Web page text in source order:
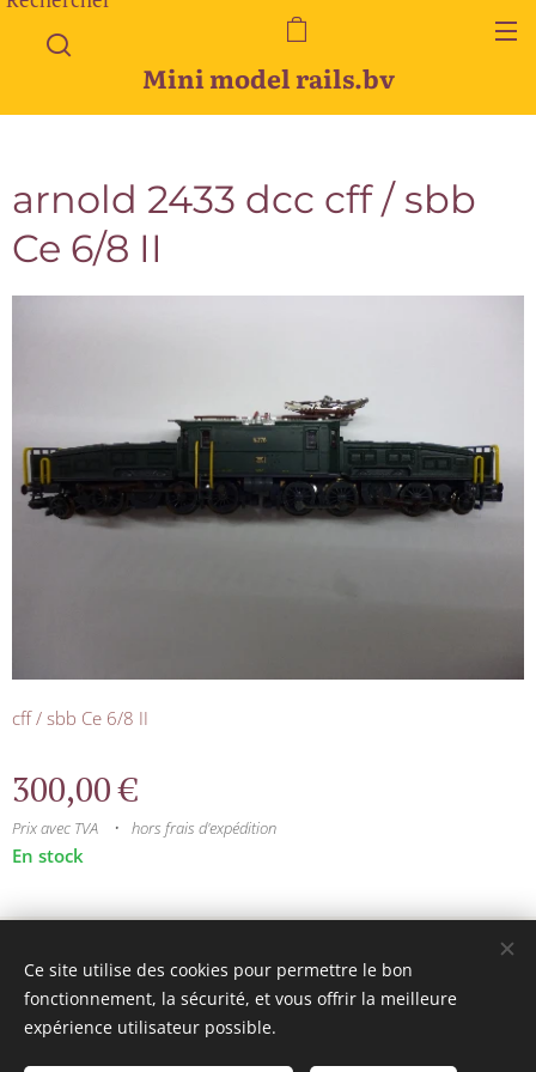
Mini model rails.bv
arnold 2433 dcc cff / sbb
Ce 6/8 II
cff / sbb Ce 6/8 II
300,00€
Prix avec TVA hors frais d'expédition
En stock
mini model rails
Langues
Ce site utilise des cookies pour permettre le bon
fonctionnement, la sécurité, et vous offrir la meilleure
expérience utilisateur possible.